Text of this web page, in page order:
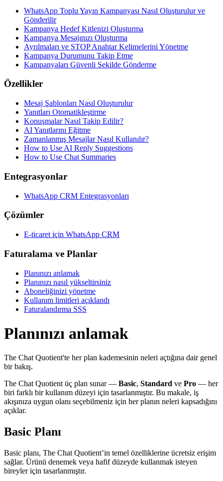
WhatsApp Toplu Yayın Kampanyası Nasıl Oluşturulur ve
Gönderilir
Kampanya Hedef Kitlenizi Oluşturma
Kampanya Mesajınızı Oluşturma
Ayrılmaları ve STOP Anahtar Kelimelerini Yönetme
Kampanya Durumunu Takip Etme
Kampanyaları Güvenli Şekilde Gönderme
Özellikler
Mesaj Şablonları Nasıl Oluşturulur
Yanıtları Otomatikleştirme
Konuşmalar Nasıl Takip Edilir?
AI Yanıtlarını Eğitme
Zamanlanmış Mesajlar Nasıl Kullanılır?
How to Use AI Reply Suggestions
How to Use Chat Summaries
Entegrasyonlar
WhatsApp CRM Entegrasyonları
Çözümler
E-ticaret için WhatsApp CRM
Faturalama ve Planlar
Planınızı anlamak
Planınızı nasıl yükseltirsiniz
Aboneliğinizi yönetme
Kullanım limitleri açıklandı
Faturalandırma SSS
Planınızı anlamak
The Chat Quotient'te her plan kademesinin neleri açtığına dair genel
bir bakış.
The Chat Quotient üç plan sunar — Basic, Standard ve Pro — her
biri farklı bir kullanım düzeyi için tasarlanmıştır. Bu makale, iş
akışınıza uygun olanı seçebilmeniz için her planın neleri kapsadığını
açıklar.
Basic Planı
Basic planı, The Chat Quotient’in temel özelliklerine ücretsiz erişim
sağlar. Ürünü denemek veya hafif düzeyde kullanmak isteyen
bireyler için tasarlanmıştır.